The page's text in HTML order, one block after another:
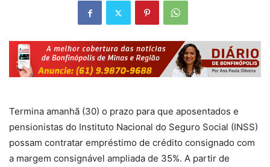
Termina amanhã (30) o prazo para que aposentados e
pensionistas do Instituto Nacional do Seguro Social (INSS)
possam contratar empréstimo de crédito consignado com
a margem consignável ampliada de 35%. A partir de